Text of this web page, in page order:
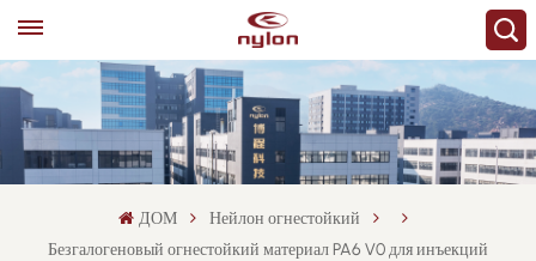
ДОМ
Нейлон огнестойкий
Безгалогеновый огнестойкий материал PA6 V0 для инъекций